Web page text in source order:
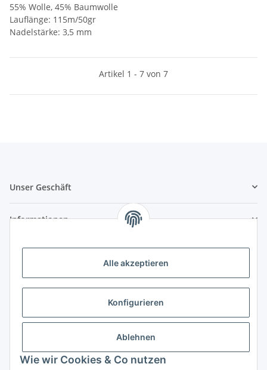
Alle akzeptieren
Konfigurieren
Ablehnen
Wie wir Cookies & Co nutzen
55% Wolle, 45% Baumwolle
Lauflänge: 115m/50gr
Nadelstärke: 3,5 mm
Artikel 1 - 7 von 7
Unser Geschäft
Informationen
Zahlungsmöglichkeiten
Vorkasse (per Bank-Überweisung)
PayPal
Kreditkarte
Banklastschrift